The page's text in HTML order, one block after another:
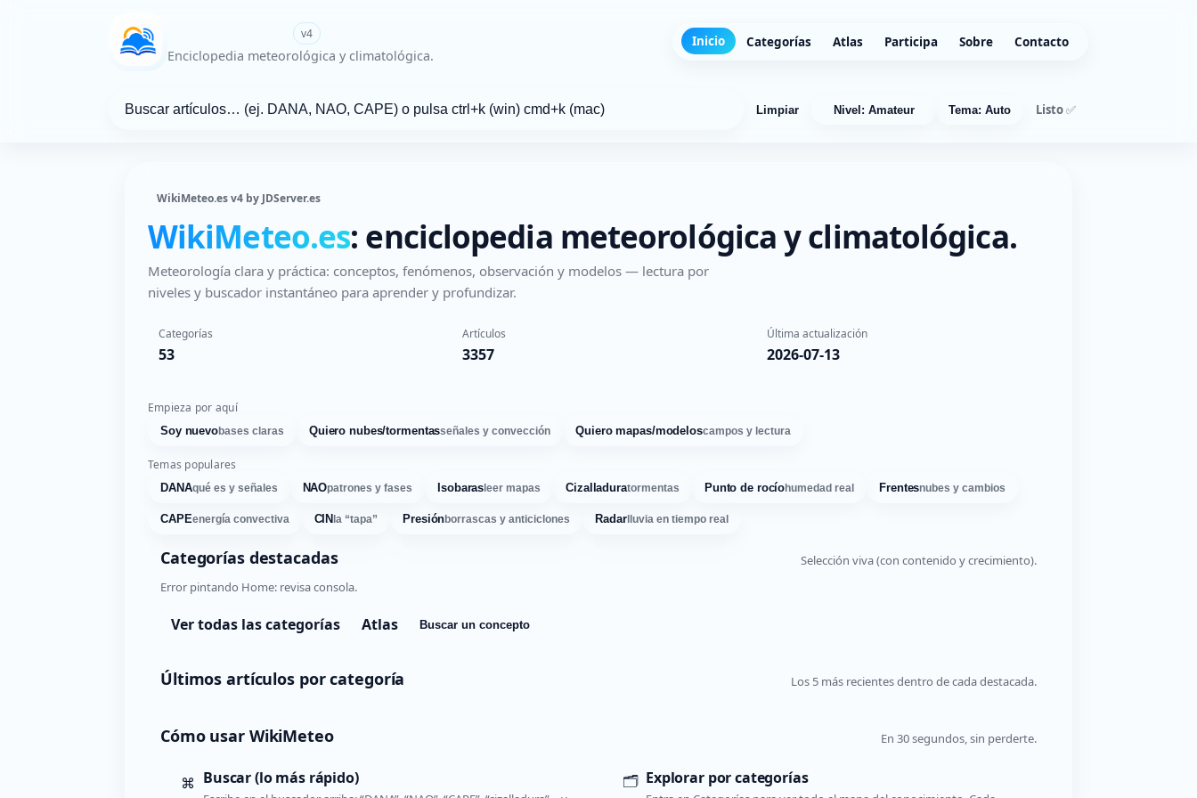
WikiMeteo.es v4
Enciclopedia meteorológica y climatológica.
Inicio Categorías Atlas Participa Sobre Contacto
Limpiar Nivel: Amateur Tema: Auto Listo ✅
WikiMeteo.es v4 by JDServer.es
WikiMeteo.es: enciclopedia meteorológica y climatológica.
Meteorología clara y práctica: conceptos, fenómenos, observación y modelos — lectura por
niveles y buscador instantáneo para aprender y profundizar.
Categorías
53
Artículos
3357
Última actualización
2026-07-13
Empieza por aquí
Soy nuevobases claras Quiero nubes/tormentasseñales y convección Quiero mapas/modeloscampos y lectura
Temas populares
DANAqué es y señales NAOpatrones y fases Isobarasleer mapas Cizalladuratormentas Punto de rocíohumedad real Frentesnubes y cambios
CAPEenergía convectiva CIN la “tapa” Presiónborrascas y anticiclones Radarlluvia en tiempo real
Categorías destacadas
Selección viva (con contenido y crecimiento).
Error pintando Home: revisa consola.
Ver todas las categorías Atlas Buscar un concepto
Últimos artículos por categoría Los 5 más recientes dentro de cada destacada.
Cómo usar WikiMeteo En 30 segundos, sin perderte.
⌘ Buscar (lo más rápido) 🗂️ Explorar por categorías